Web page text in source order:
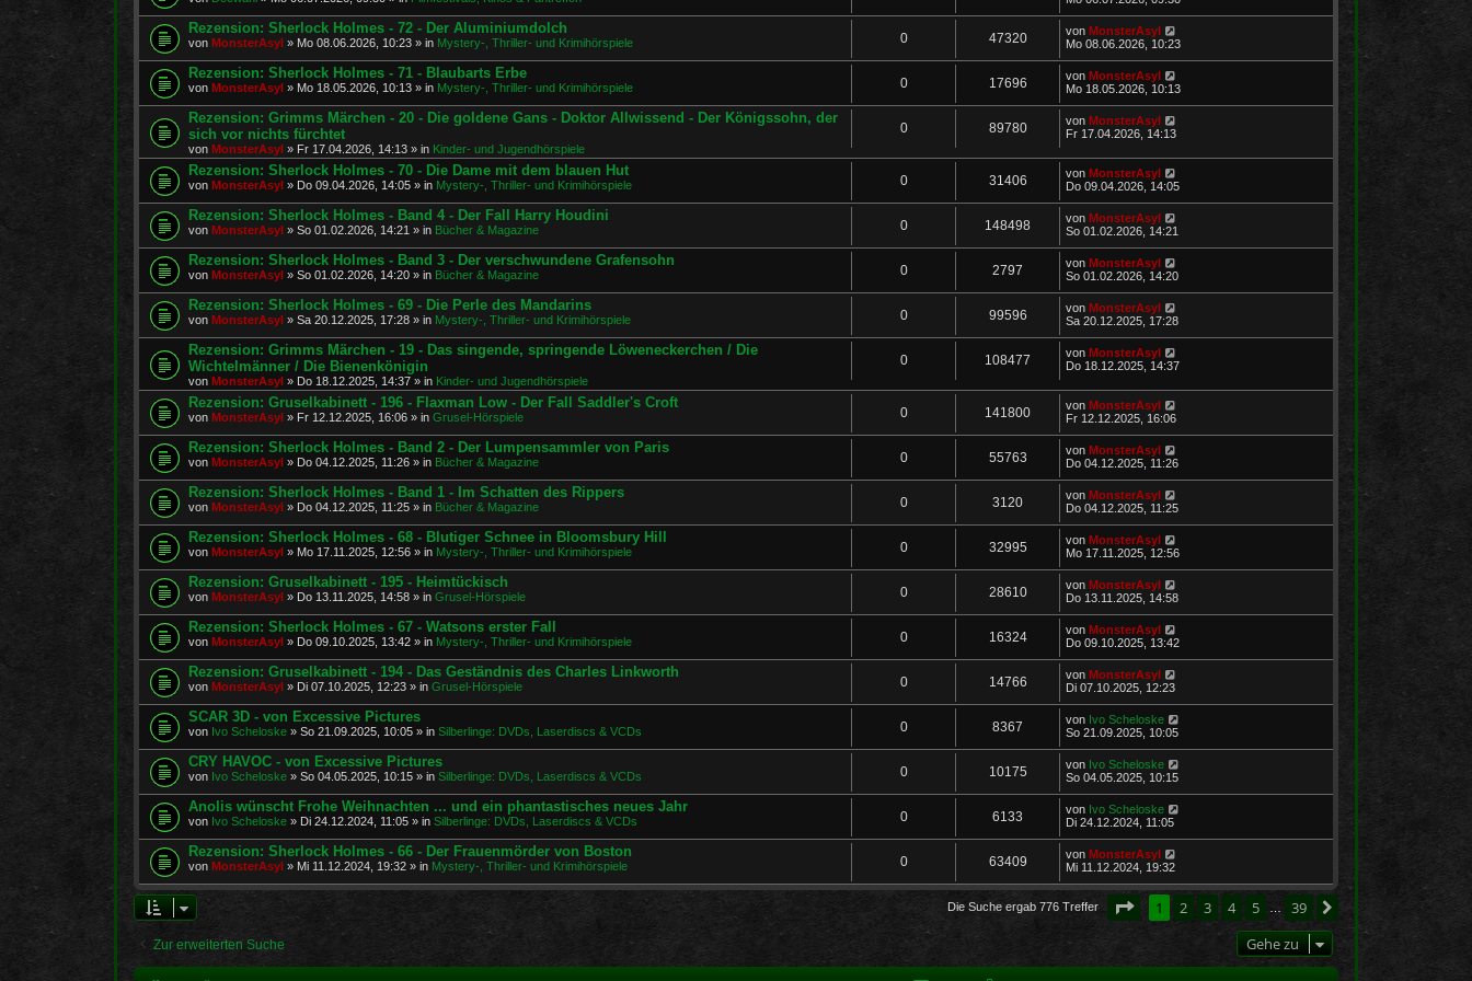
Rezension: Sherlock Holmes - 72 - Der Aluminiumdolch
von MonsterAsyl » Mo 08.06.2026, 10:23 » in Mystery-, Thriller- und Krimihörspiele 0 47320 von MonsterAsyl
Mo 08.06.2026, 10:23
Rezension: Sherlock Holmes - 71 - Blaubarts Erbe
von MonsterAsyl » Mo 18.05.2026, 10:13 » in Mystery-, Thriller- und Krimihörspiele 0 17696 von MonsterAsyl
Mo 18.05.2026, 10:13
Rezension: Grimms Märchen - 20 - Die goldene Gans - Doktor Allwissend - Der Königssohn, der
sich vor nichts fürchtet
von MonsterAsyl » Fr 17.04.2026, 14:13 » in Kinder- und Jugendhörspiele
0 89780 von MonsterAsyl
Fr 17.04.2026, 14:13
Rezension: Sherlock Holmes - 70 - Die Dame mit dem blauen Hut
von MonsterAsyl » Do 09.04.2026, 14:05 » in Mystery-, Thriller- und Krimihörspiele 0 31406 von MonsterAsyl
Do 09.04.2026, 14:05
Rezension: Sherlock Holmes - Band 4 - Der Fall Harry Houdini
von MonsterAsyl » So 01.02.2026, 14:21 » in Bücher & Magazine 0 148498 von MonsterAsyl
So 01.02.2026, 14:21
Rezension: Sherlock Holmes - Band 3 - Der verschwundene Grafensohn
von MonsterAsyl » So 01.02.2026, 14:20 » in Bücher & Magazine 0 2797 von MonsterAsyl
So 01.02.2026, 14:20
Rezension: Sherlock Holmes - 69 - Die Perle des Mandarins
von MonsterAsyl » Sa 20.12.2025, 17:28 » in Mystery-, Thriller- und Krimihörspiele 0 99596 von MonsterAsyl
Sa 20.12.2025, 17:28
Rezension: Grimms Märchen - 19 - Das singende, springende Löweneckerchen / Die
Wichtelmänner / Die Bienenkönigin
von MonsterAsyl » Do 18.12.2025, 14:37 » in Kinder- und Jugendhörspiele
0 108477 von MonsterAsyl
Do 18.12.2025, 14:37
Rezension: Gruselkabinett - 196 - Flaxman Low - Der Fall Saddler's Croft
von MonsterAsyl » Fr 12.12.2025, 16:06 » in Grusel-Hörspiele 0 141800 von MonsterAsyl
Fr 12.12.2025, 16:06
Rezension: Sherlock Holmes - Band 2 - Der Lumpensammler von Paris
von MonsterAsyl » Do 04.12.2025, 11:26 » in Bücher & Magazine 0 55763 von MonsterAsyl
Do 04.12.2025, 11:26
Rezension: Sherlock Holmes - Band 1 - Im Schatten des Rippers
von MonsterAsyl » Do 04.12.2025, 11:25 » in Bücher & Magazine 0 3120 von MonsterAsyl
Do 04.12.2025, 11:25
Rezension: Sherlock Holmes - 68 - Blutiger Schnee in Bloomsbury Hill
von MonsterAsyl » Mo 17.11.2025, 12:56 » in Mystery-, Thriller- und Krimihörspiele 0 32995 von MonsterAsyl
Mo 17.11.2025, 12:56
Rezension: Gruselkabinett - 195 - Heimtückisch
von MonsterAsyl » Do 13.11.2025, 14:58 » in Grusel-Hörspiele 0 28610 von MonsterAsyl
Do 13.11.2025, 14:58
Rezension: Sherlock Holmes - 67 - Watsons erster Fall
von MonsterAsyl » Do 09.10.2025, 13:42 » in Mystery-, Thriller- und Krimihörspiele 0 16324 von MonsterAsyl
Do 09.10.2025, 13:42
Rezension: Gruselkabinett - 194 - Das Geständnis des Charles Linkworth
von MonsterAsyl » Di 07.10.2025, 12:23 » in Grusel-Hörspiele 0 14766 von MonsterAsyl
Di 07.10.2025, 12:23
SCAR 3D - von Excessive Pictures
von Ivo Scheloske » So 21.09.2025, 10:05 » in Silberlinge: DVDs, Laserdiscs & VCDs 0 8367 von Ivo Scheloske
So 21.09.2025, 10:05
CRY HAVOC - von Excessive Pictures
von Ivo Scheloske » So 04.05.2025, 10:15 » in Silberlinge: DVDs, Laserdiscs & VCDs 0 10175 von Ivo Scheloske
So 04.05.2025, 10:15
Anolis wünscht Frohe Weihnachten ... und ein phantastisches neues Jahr
von Ivo Scheloske » Di 24.12.2024, 11:05 » in Silberlinge: DVDs, Laserdiscs & VCDs 0 6133 von Ivo Scheloske
Di 24.12.2024, 11:05
Rezension: Sherlock Holmes - 66 - Der Frauenmörder von Boston
von MonsterAsyl » Mi 11.12.2024, 19:32 » in Mystery-, Thriller- und Krimihörspiele 0 63409 von MonsterAsyl
Mi 11.12.2024, 19:32
Die Suche ergab 776 Treffer Seite von39
1 2 3 4 5 39
Zur erweiterten Suche Gehe zu